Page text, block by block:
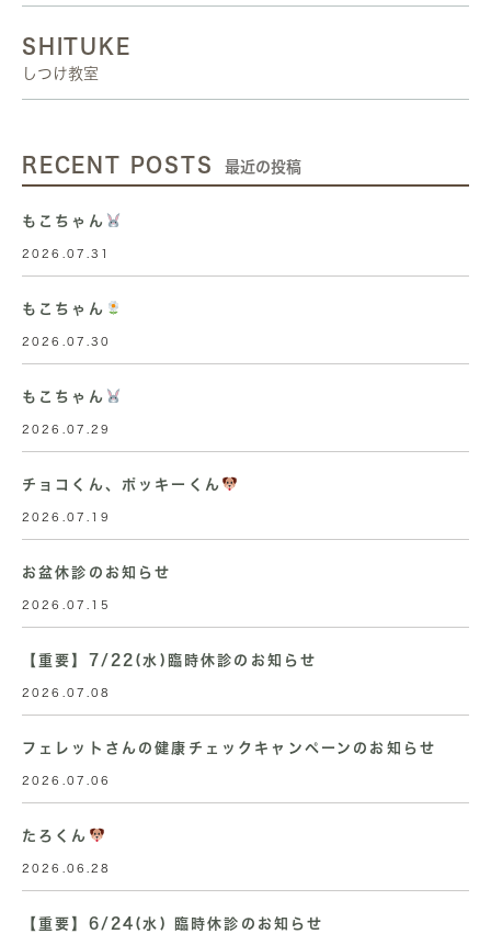
SHITUKE
しつけ教室
RECENT POSTS 最近の投稿
もこちゃん
2026.07.31
もこちゃん
2026.07.30
もこちゃん
2026.07.29
チョコくん、ポッキーくん
2026.07.19
お盆休診のお知らせ
2026.07.15
【重要】7/22(水)臨時休診のお知らせ
2026.07.08
フェレットさんの健康チェックキャンペーンのお知らせ
2026.07.06
たろくん
2026.06.28
【重要】6/24(水) 臨時休診のお知らせ